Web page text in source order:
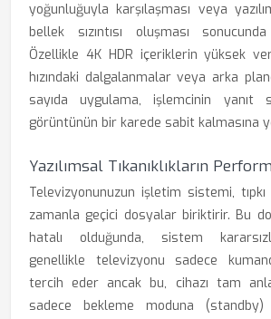
yoğunluğuyla karşılaşması veya
bellek sızıntısı oluşması
Özellikle 4K HDR içeriklerin yüksek
hızındaki dalgalanmalar veya arka
sayıda uygulama, işlemcinin yanıt
görüntünün bir karede sabit kalmasına
Yazılımsal Tıkanıklıkların
Televizyonunuzun işletim sistemi,
zamanla geçici dosyalar biriktirir. Bu
hatalı olduğunda, sistem
genellikle televizyonu sadece
tercih eder ancak bu, cihazı tam
sadece bekleme moduna